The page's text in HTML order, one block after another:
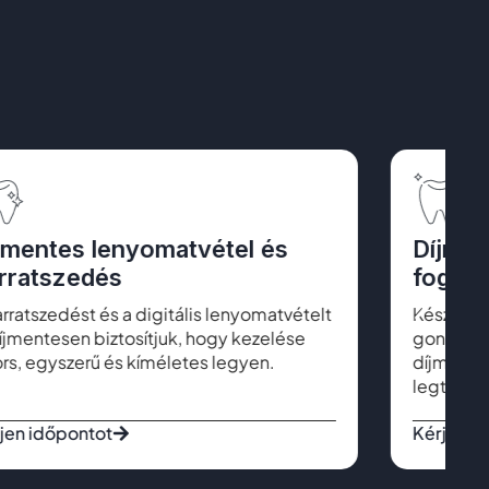
lenyomatvétel és
és a digitális lenyomatvételt
biztosítjuk, hogy kezelése
egyszerű és kíméletes legyen.
időpontot
Készülő
Kérjen